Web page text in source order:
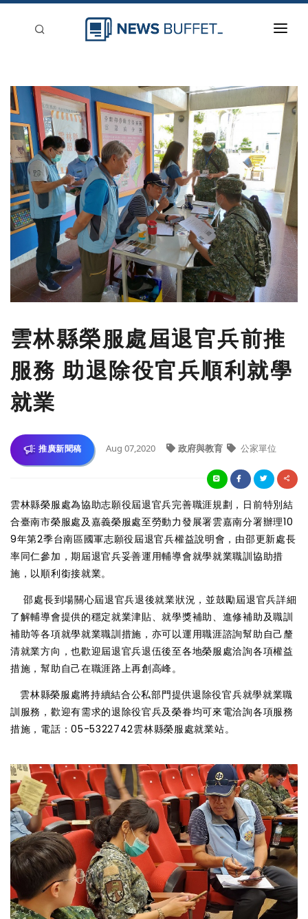
新聞稿分類
登入
刊登
雲林縣榮服處屆退官兵前推
服務 助退除役官兵順利就學
就業
推廣新聞稿 Aug 07,2020 政府與教育 公家單位
雲林縣榮服處為協助志願役屆退官兵完善職涯規劃，日前特別結
合臺南市榮服處及嘉義榮服處至勞動力發展署雲嘉南分署辦理10
9年第2季台南區國軍志願役屆退官兵權益說明會，由邵更新處長
率同仁參加，期屆退官兵妥善運用輔導會就學就業職訓協助措
施，以順利銜接就業。
邵處長到場關心屆退官兵退後就業狀況，並鼓勵屆退官兵詳細
了解輔導會提供的穩定就業津貼、就學獎補助、進修補助及職訓
補助等各項就學就業職訓措施，亦可以運用職涯諮詢幫助自己釐
清就業方向，也歡迎屆退官兵退伍後至各地榮服處洽詢各項權益
措施，幫助自己在職涯路上再創高峰。
雲林縣榮服處將持續結合公私部門提供退除役官兵就學就業職
訓服務，歡迎有需求的退除役官兵及榮眷均可來電洽詢各項服務
措施，電話：05-5322742雲林縣榮服處就業站。